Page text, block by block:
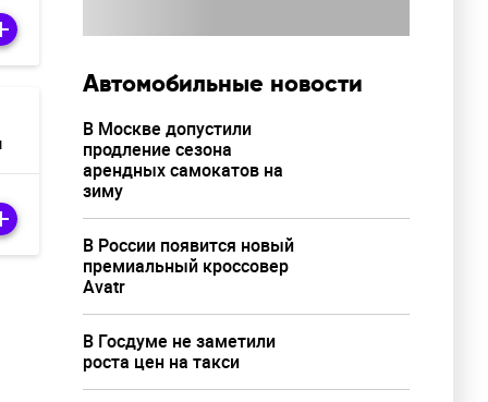
Автомобильные новости
В Москве допустили
продление сезона
арендных самокатов на
зиму
В России появится новый
премиальный кроссовер
Avatr
В Госдуме не заметили
роста цен на такси